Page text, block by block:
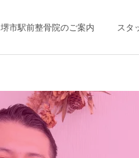
堺市駅前整骨院のご案内 スタ